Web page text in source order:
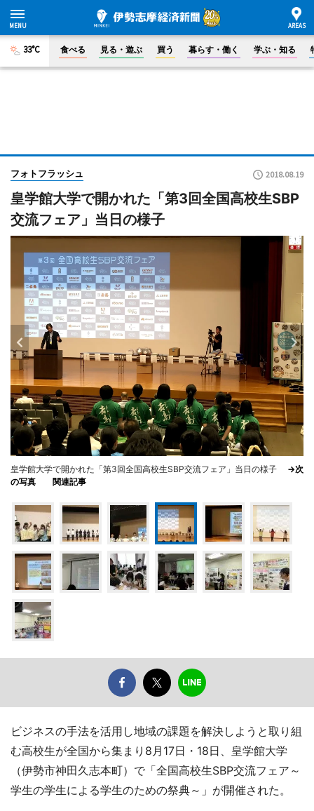
33°C 食べる 見る・遊ぶ 買う 暮らす・働く 学ぶ・知る
フォトフラッシュ 2018.08.19
皇学館大学で開かれた「第3回全国高校生SBP
交流フェア」当日の様子
皇学館大学で開かれた「第3回全国高校生SBP交流フェア」当日の様子
→次
の写真
関連記事
ビジネスの手法を活用し地域の課題を解決しようと取り組
む高校生が全国から集まり8月17日・18日、皇学館大学
（伊勢市神田久志本町）で「全国高校生SBP交流フェア～
学生の学生による学生のための祭典～」が開催された。